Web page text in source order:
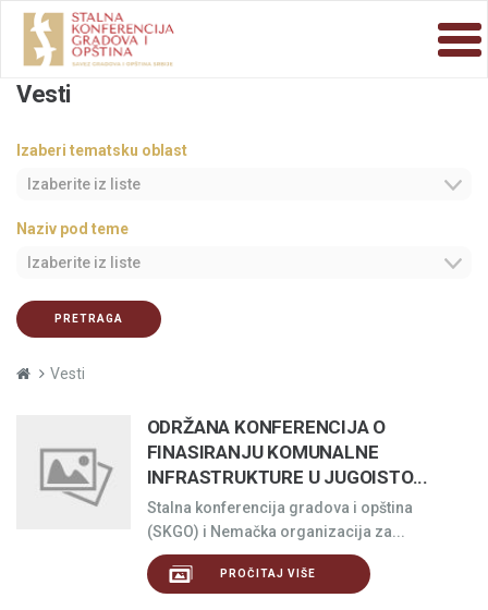
Vesti
Izaberi tematsku oblast
Izaberite iz liste
Naziv pod teme
Izaberite iz liste
PRETRAGA
Vesti
ODRŽANA KONFERENCIJA O
FINASIRANJU KOMUNALNE
INFRASTRUKTURE U JUGOISTO...
Stalna konferencija gradova i opština
(SKGO) i Nemačka organizacija za...
PROČITAJ VIŠE